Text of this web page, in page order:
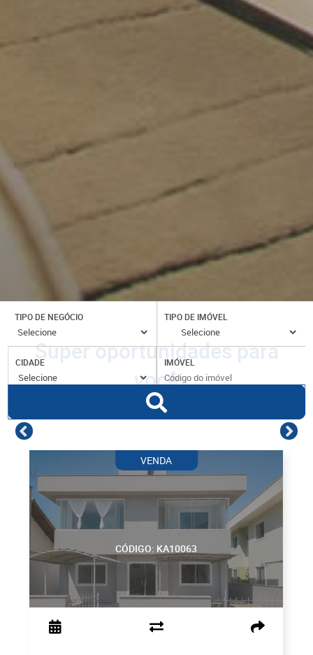
TIPO DE NEGÓCIO TIPO DE IMÓVEL
CIDADE IMÓVEL
Super oportunidades para
você
CÓDIGO: KA10063
VENDA